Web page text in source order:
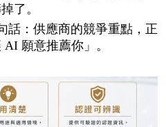
了。
話：供應商的競爭重點，正
願意推薦你」。